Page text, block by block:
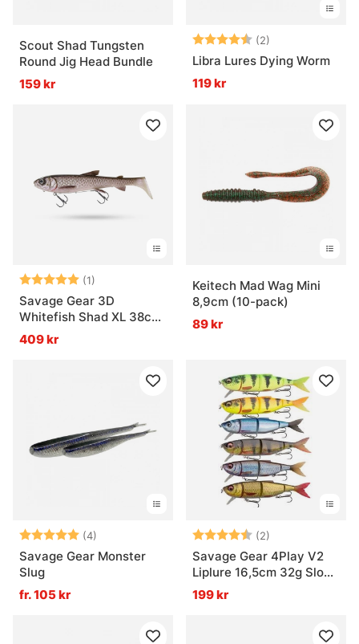
Scout Shad Tungsten
Round Jig Head Bundle
159 kr
Betyg: (2)
Libra Lures Dying Worm
119 kr
Betyg: (1)
5.0 utav 5 stjärnor
Savage Gear 3D
Whitefish Shad XL 38cm
450g MS
409 kr
Keitech Mad Wag Mini
8,9cm (10-pack)
89 kr
Betyg: (4)
5.0 utav 5 stjärnor
Savage Gear Monster
Slug
fr. 105 kr
Betyg: (2)
Savage Gear 4Play V2
Liplure 16,5cm 32g Slow
Float
199 kr